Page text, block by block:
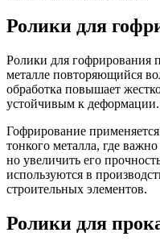
Ролики для
Ролики для гофрирования
металле повторяющийся
обработка повышает
устойчивым к деформации.
Гофрирование
тонкого металла, где
но увеличить его
используются в
строительных элементов.
Ролики для